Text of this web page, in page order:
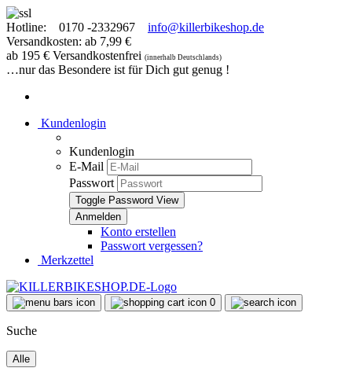
Hotline: 0170 -2332967
info@killerbikeshop.de
Versandkosten: ab 7,99 €
ab 195 € Versandkostenfrei (innerhalb Deutschlands)
…nur das Besondere ist für Dich gut genug !
Kundenlogin
Kundenlogin
E-Mail
Passwort
Toggle Password View
Konto erstellen
Passwort vergessen?
Merkzettel
0
Suche
Alle